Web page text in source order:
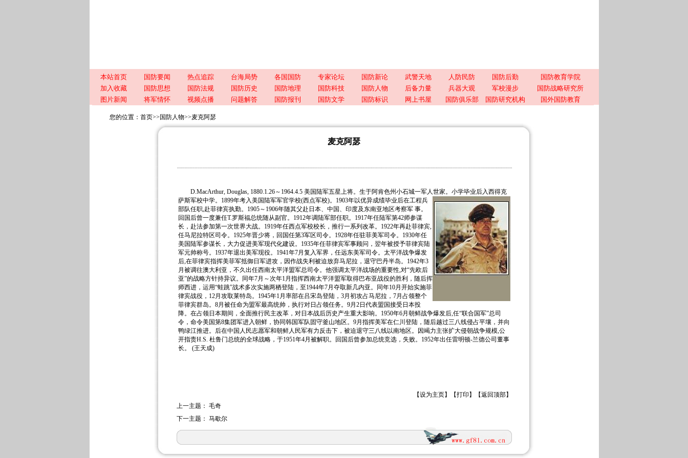
本站首页 国防要闻 热点追踪 台海局势 各国国防 专家论坛 国防新论 武警天地 人防民防 国防后勤
国防教育学院
加入收藏
国防思想 国防法规 国防历史 国防地理 国防科技 国防人物 后备力量 兵器大观 军校漫步
国防战略研究所
图片新闻
将军情怀 视频点播 问题解答 国防报刊 国防文学 国防标识 网上书屋 国防俱乐部 国防研究机构 国外国防教育
您的位置： 首页>> 国防人物>>麦克阿瑟
麦克阿瑟
D.MacArthur, Douglas, 1880.1.26～1964.4.5 美国陆军五星上将。生于阿肯色州小石城一军人世家。小学毕业后入西得克
萨斯军校中学。1899年考入美国陆军军官学校(西点军校)。
1903年以优异成绩毕业后在工程兵
部队任职,赴菲律宾执勤。1905～1906年随其父赴日本、中国、印度及东南亚地区考察军 事。
回国后曾一度兼任T.罗斯福总统随从副官。1912年调陆军部任职。1917年任陆军第42师参谋
长，赴法参加第一次世界大战。1919年任西点军校校长，推行一系列改革。1922年再赴菲律宾,
任马尼拉特区司令。1925年晋少将，回国任第3军区司令。1928年任驻菲美军司令。1930年任
美国陆军参谋长，大力促进美军现代化建设。1935年任菲律宾军事顾问，翌年被授予菲律宾陆
军元帅称号。1937年退出美军现役。1941年7月复入军界，任远东美军司令。太平洋战争爆发
后,在菲律宾指挥美菲军抵御日军进攻，因作战失利被迫放弃马尼拉，退守巴丹半岛。1942年3
月被调往澳大利亚，不久出任西南太平洋盟军总司令。他强调太平洋战场的重要性,对“先欧后
亚”的战略方针持异议。同年7月～次年1月指挥西南太平洋盟军取得巴布亚战役的胜利，随后挥
师西进，运用“蛙跳”战术多次实施两栖登陆，至1944年7月夺取新几内亚。同年10月开始实施菲
律宾战役，12月攻取莱特岛。1945年1月率部在吕宋岛登陆，3月初攻占马尼拉，7月占领整个
菲律宾群岛。8月被任命为盟军最高统帅，执行对日占领任务。9月2日代表盟国接受日本投
降。在占领日本期间，全面推行民主改革，对日本战后历史产生重大影响。1950年6月朝鲜战争爆发后,任“联合国军”总司
令，命令美国第8集团军进入朝鲜，协同韩国军队固守釜山地区。9月指挥美军在仁川登陆，随后越过三八线侵占平壤，并向
鸭绿江推进。后在中国人民志愿军和朝鲜人民军有力反击下，被迫退守三八线以南地区。因竭力主张扩大侵朝战争规模,公
开指责H.S. 杜鲁门总统的全球战略，于1951年4月被解职。回国后曾参加总统竞选，失败。1952年出任雷明顿-兰德公司董事
长。 (王天成)
【设为主页】【打印 】【返回顶部】
上一主题： 毛奇
下一主题： 马歇尔